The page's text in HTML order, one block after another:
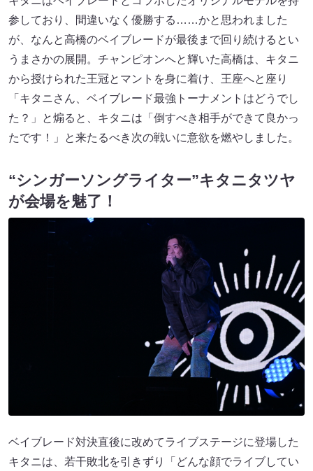
参しており、間違いなく優勝する……かと思われました
が、なんと高橋のベイブレードが最後まで回り続けるとい
うまさかの展開。チャンピオンへと輝いた高橋は、キタニ
から授けられた王冠とマントを身に着け、王座へと座り
「キタニさん、ベイブレード最強トーナメントはどうでし
た？」と煽ると、キタニは「倒すべき相手ができて良かっ
たです！」と来たるべき次の戦いに意欲を燃やしました。
“シンガーソングライター”キタニタツヤ
が会場を魅了！
ベイブレード対決直後に改めてライブステージに登場した
キタニは、若干敗北を引きずり「どんな顔でライブしてい